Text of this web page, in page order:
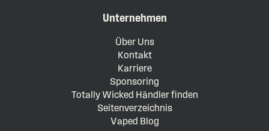
Unternehmen
Über Uns
Kontakt
Karriere
Sponsoring
Totally Wicked Händler finden
Seitenverzeichnis
Vaped Blog